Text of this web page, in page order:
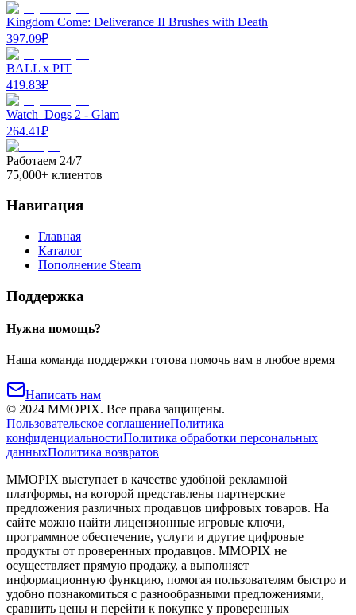
Kingdom Come: Deliverance II Brushes with Death
397.09₽
BALL x PIT
419.83₽
Watch_Dogs 2 - Glam
264.41₽
Работаем 24/7
75,000+ клиентов
Навигация
Главная
Каталог
Пополнение Steam
Поддержка
Нужна помощь?
Наша команда поддержки готова помочь вам в любое время
Написать нам
© 2024 MMOPIX. Все права защищены.
Пользовательское соглашениеПолитика
конфиденциальностиПолитика обработки персональных
данныхПолитика возвратов
MMOPIX выступает в качестве удобной рекламной
платформы, на которой представлены партнерские
предложения различных продавцов цифровых товаров. На
сайте можно найти лицензионные игровые ключи,
программное обеспечение, услуги и другие цифровые
продукты от проверенных продавцов. MMOPIX не
осуществляет прямую продажу, а выполняет
информационную функцию, помогая пользователям быстро и
удобно познакомиться с разнообразными предложениями,
сравнить цены и перейти к покупке у проверенных